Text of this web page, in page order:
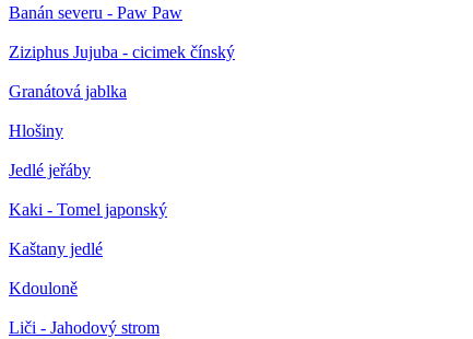
Banán severu - Paw Paw
Ziziphus Jujuba - cicimek čínský
Granátová jablka
Hlošiny
Jedlé jeřáby
Kaki - Tomel japonský
Kaštany jedlé
Kdouloně
Liči - Jahodový strom